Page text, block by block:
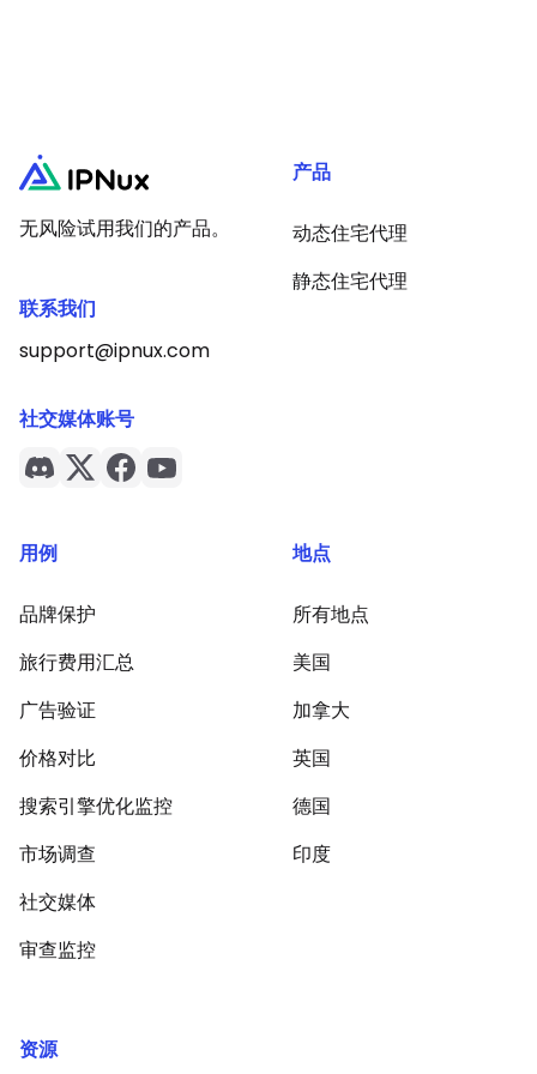
无风险试用我们的产品。
联系我们
support@ipnux.com
社交媒体账号
产品
动态住宅代理
静态住宅代理
用例
品牌保护
旅行费用汇总
广告验证
价格对比
搜索引擎优化监控
市场调查
社交媒体
审查监控
地点
所有地点
美国
加拿大
英国
德国
印度
资源